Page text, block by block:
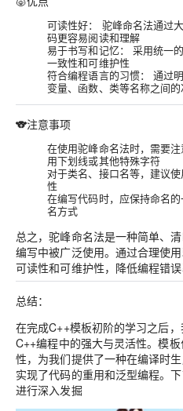
可读性好：
驼峰命名法通过
码更容易阅读和理解
易于书写和记忆：
采用统一
一致性和可维护性
符合编程语言的习惯：
通过
变量、函数、类等名称之间
🐨注意事项
在使用驼峰命名法时，需要
用下划线或其他特殊字符
对于类名、接口名等，建议
性
在编写代码时，应保持命名
名方式
总之，驼峰命名法是一种简单、
编写中被广泛使用。通过合理使
可读性和可维护性，降低编程错
总结：
在完成C++模板初阶的学习之后
C++编程中的强大与灵活性。模
性，为我们提供了一种在编译时
实现了代码的重用和泛型编程。
进行深入发掘